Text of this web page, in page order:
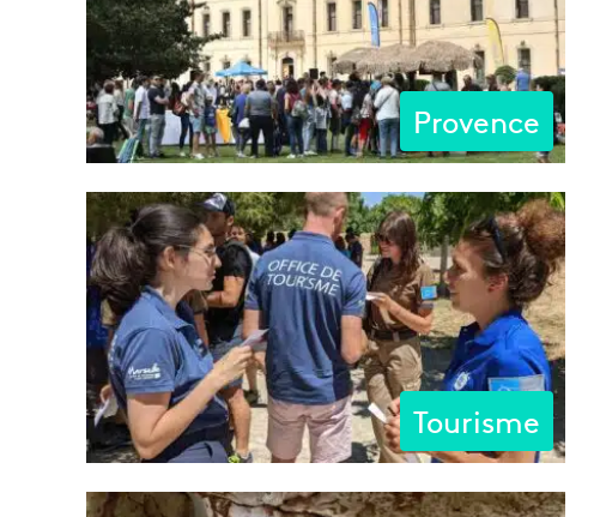
Provence
Tourisme